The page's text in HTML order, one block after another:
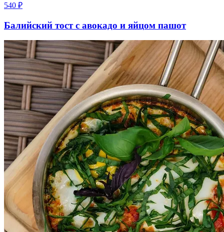
540 ₽
Балийский тост с авокадо и яйцом пашот